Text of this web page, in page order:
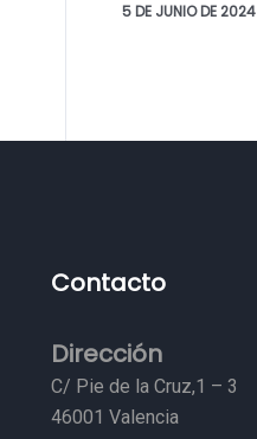
5 DE JUNIO DE 2024
Contacto
Dirección
C/ Pie de la Cruz,1 – 3
46001 Valencia